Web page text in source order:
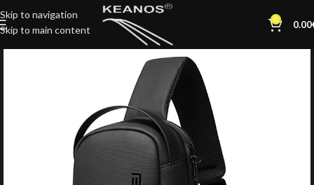
Skip to navigation
Skip to main content
0 0.00